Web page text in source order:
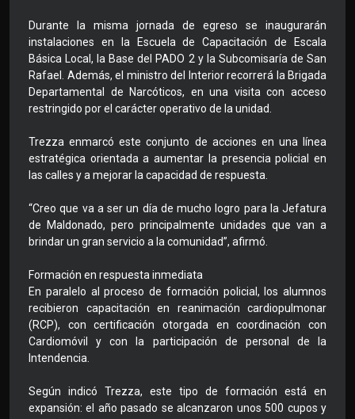
Durante la misma jornada de egreso se inaugurarán
instalaciones en la Escuela de Capacitación de Escala
Básica Local, la Base del PADO 2 y la Subcomisaría de San
Rafael. Además, el ministro del Interior recorrerá la Brigada
Departamental de Narcóticos, en una visita con acceso
restringido por el carácter operativo de la unidad.
Trezza enmarcó este conjunto de acciones en una línea
estratégica orientada a aumentar la presencia policial en
las calles y a mejorar la capacidad de respuesta.
“Creo que va a ser un día de mucho logro para la Jefatura
de Maldonado, pero principalmente unidades que van a
brindar un gran servicio a la comunidad”, afirmó.
Formación en respuesta inmediata
En paralelo al proceso de formación policial, los alumnos
recibieron capacitación en reanimación cardiopulmonar
(RCP), con certificación otorgada en coordinación con
Cardiomóvil y con la participación de personal de la
Intendencia.
Según indicó Trezza, este tipo de formación está en
expansión: el año pasado se alcanzaron unos 500 cupos y